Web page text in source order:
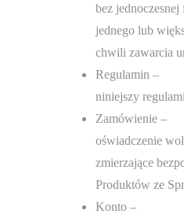
bez
jednego lub
chwili zawarcia
Regulamin –
niniejszy
Zamówienie –
oświadczenie
zmierzające
Produktów ze
Konto –